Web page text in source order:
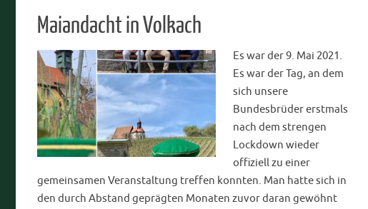
Maiandacht in Volkach
Es war der 9. Mai 2021.
Es war der Tag, an dem
sich unsere
Bundesbrüder erstmals
nach dem strengen
Lockdown wieder
offiziell zu einer
gemeinsamen Veranstaltung treffen konnten. Man hatte sich in
den durch Abstand geprägten Monaten zuvor daran gewöhnt